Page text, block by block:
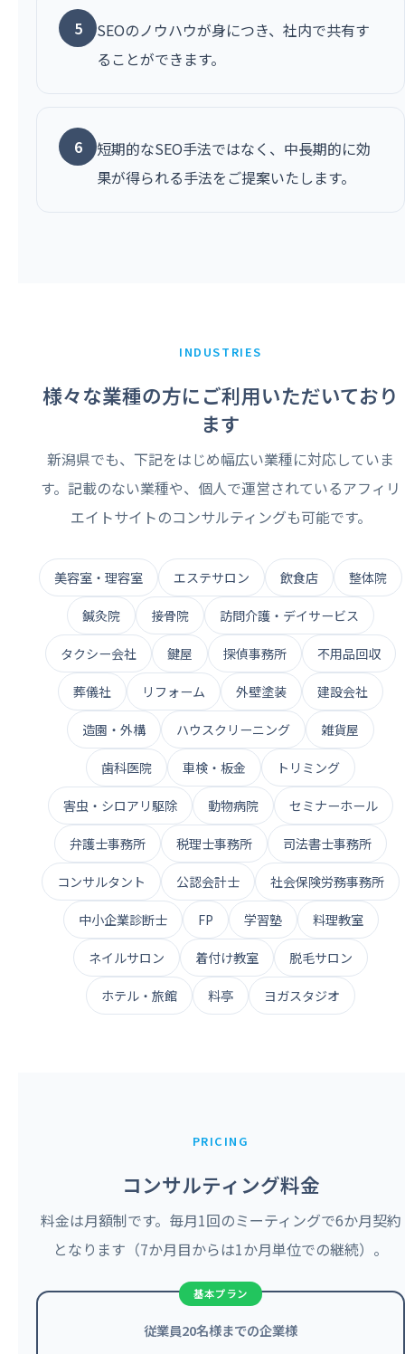
5
SEOのノウハウが身につき、社内で共有す
ることができます。
6
短期的なSEO手法ではなく、中長期的に効
果が得られる手法をご提案いたします。
INDUSTRIES
様々な業種の方にご利用いただいており
ます
新潟県でも、下記をはじめ幅広い業種に対応していま
す。記載のない業種や、個人で運営されているアフィリ
エイトサイトのコンサルティングも可能です。
美容室・理容室 エステサロン 飲食店 整体院
鍼灸院 接骨院 訪問介護・デイサービス
タクシー会社 鍵屋 探偵事務所 不用品回収
葬儀社 リフォーム 外壁塗装 建設会社
造園・外構 ハウスクリーニング 雑貨屋
歯科医院 車検・板金 トリミング
害虫・シロアリ駆除 動物病院 セミナーホール
弁護士事務所 税理士事務所 司法書士事務所
コンサルタント 公認会計士 社会保険労務事務所
中小企業診断士 FP 学習塾 料理教室
ネイルサロン 着付け教室 脱毛サロン
ホテル・旅館 料亭 ヨガスタジオ
PRICING
コンサルティング料金
料金は月額制です。毎月1回のミーティングで6か月契約
となります（7か月目からは1か月単位での継続）。
従業員20名様までの企業様